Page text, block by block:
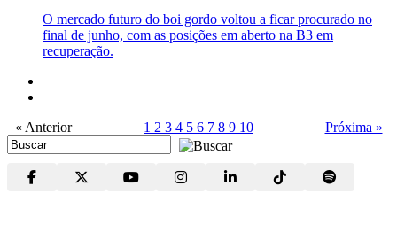
O mercado futuro do boi gordo voltou a ficar procurado no
final de junho, com as posições em aberto na B3 em
recuperação.
« Anterior 1 2 3 4 5 6 7 8 9 10 Próxima »